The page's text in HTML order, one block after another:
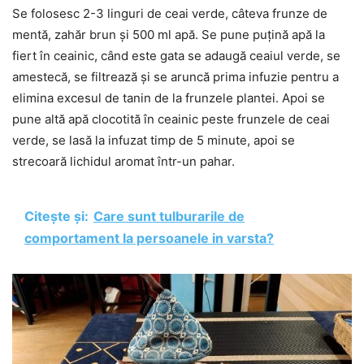
Se folosesc 2-3 linguri de ceai verde, câteva frunze de
mentă, zahăr brun și 500 ml apă. Se pune puțină apă la
fiert în ceainic, când este gata se adaugă ceaiul verde, se
amestecă, se filtrează și se aruncă prima infuzie pentru a
elimina excesul de tanin de la frunzele plantei. Apoi se
pune altă apă clocotită în ceainic peste frunzele de ceai
verde, se lasă la infuzat timp de 5 minute, apoi se
strecoară lichidul aromat într-un pahar.
Citește și: Care sunt tulburarile de
comportament la persoanele in varsta?